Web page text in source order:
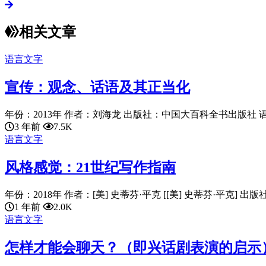
相关文章
语言文字
宣传：观念、话语及其正当化
年份：2013年 作者：刘海龙 出版社：中国大百科全书出版社
3 年前
7.5K
语言文字
风格感觉：21世纪写作指南
年份：2018年 作者：[美] 史蒂芬·平克 [[美] 史蒂芬·平克] 出版
1 年前
2.0K
语言文字
怎样才能会聊天？（即兴话剧表演的启示